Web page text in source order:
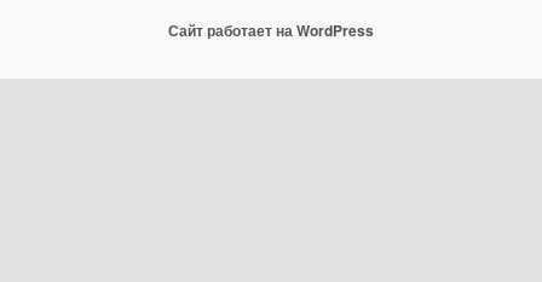
Сайт работает на WordPress